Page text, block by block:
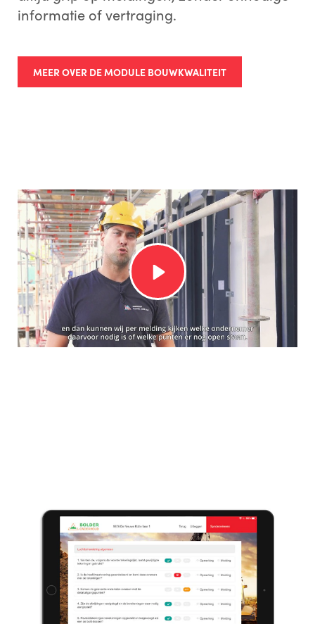
informatie of vertraging.
MEER OVER DE MODULE BOUWKWALITEIT